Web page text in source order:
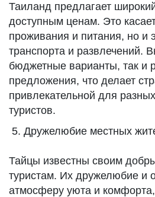
Таиланд предлагает
доступным ценам. Это
проживания и питания, но и
транспорта и развлечений.
бюджетные варианты, так и
предложения, что делает
привлекательной для
туристов.
Дружелюбие местных
Тайцы известны своим
туристам. Их дружелюбие и
атмосферу уюта и комфорта,